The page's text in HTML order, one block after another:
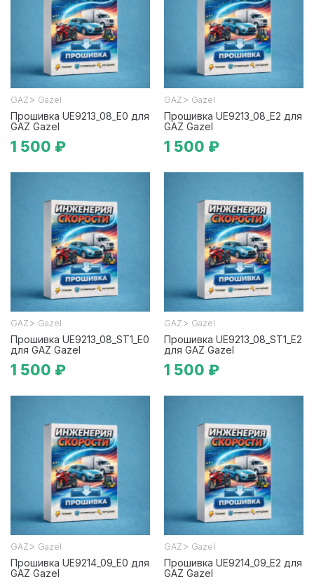
GAZ > Gazel
Прошивка UE9213_08_E0 для
GAZ Gazel
1 500 ₽
GAZ > Gazel
Прошивка UE9213_08_E2 для
GAZ Gazel
1 500 ₽
GAZ > Gazel
Прошивка UE9213_08_ST1_E0
для GAZ Gazel
1 500 ₽
GAZ > Gazel
Прошивка UE9213_08_ST1_E2
для GAZ Gazel
1 500 ₽
GAZ > Gazel
Прошивка UE9214_09_E0 для
GAZ Gazel
GAZ > Gazel
Прошивка UE9214_09_E2 для
GAZ Gazel